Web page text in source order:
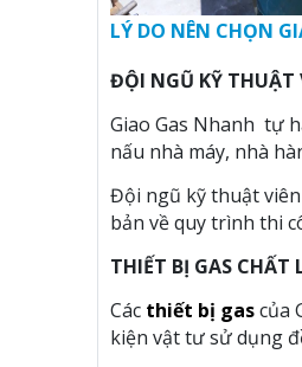
LÝ DO NÊN CHỌN
ĐỘI NGŨ KỸ THUẬT
Giao Gas Nhanh tự
nấu nhà máy, nhà
Đội ngũ kỹ thuật
bản về quy trình thi
THIẾT BỊ GAS
Các thiết bị gascủa
kiện vật tư sử dụng